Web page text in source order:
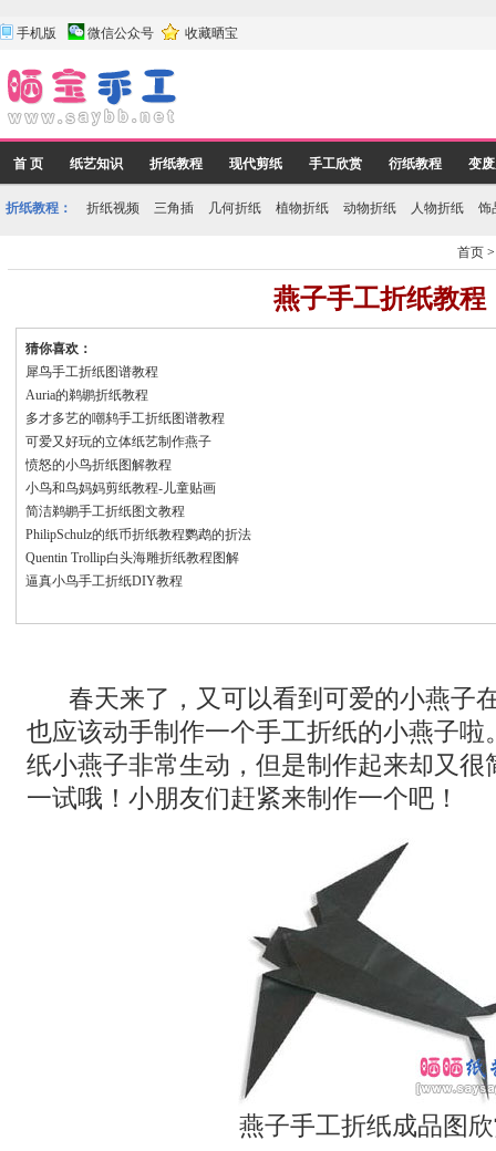
手机版 微信公众号 收藏晒宝
首 页 纸艺知识 折纸教程 现代剪纸 手工欣赏 衍纸教程 变
折纸教程： 折纸视频 三角插 几何折纸 植物折纸 动物折纸 人物折纸 饰
首页
燕子手工折纸教程
猜你喜欢：
犀鸟手工折纸图谱教程
Auria的鹈鹕折纸教程
多才多艺的嘲鸫手工折纸图谱教程
可爱又好玩的立体纸艺制作燕子
愤怒的小鸟折纸图解教程
小鸟和鸟妈妈剪纸教程-儿童贴画
简洁鹈鹕手工折纸图文教程
PhilipSchulz的纸币折纸教程鹦鹉的折法
Quentin Trollip白头海雕折纸教程图解
逼真小鸟手工折纸DIY教程
春天来了，又可以看到可爱的小燕子
也应该动手制作一个手工折纸的小燕子啦
纸小燕子非常生动，但是制作起来却又很
一试哦！小朋友们赶紧来制作一个吧！
燕子手工折纸成品图